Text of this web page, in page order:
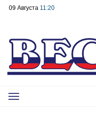
09 Августа 11:20
Toggle